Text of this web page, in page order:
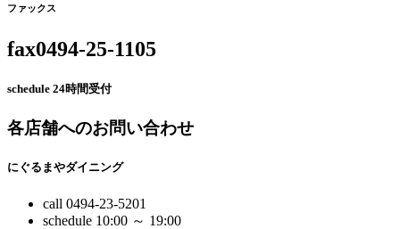
ファックス
fax0494-25-1105
schedule 24時間受付
各店舗へのお問い合わせ
にぐるまやダイニング
call 0494-23-5201
schedule 10:00 ～ 19:00